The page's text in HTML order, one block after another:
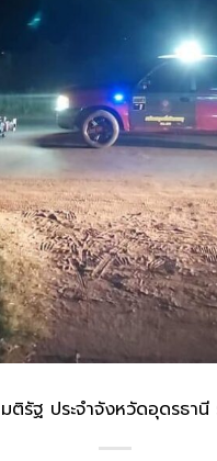
ฐ ประจำจังหวัดอุดรธานี